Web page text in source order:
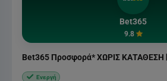
Bet365
9.8
Bet365 Προσφορά* ΧΩΡΙΣ ΚΑΤΑΘΕΣΗ
Ενεργή